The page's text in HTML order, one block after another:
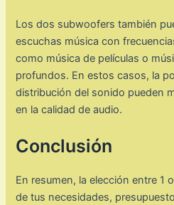
Los dos subwoofers también
escuchas música con
como música de películas o
profundos. En estos casos, la
distribución del sonido pueden
en la calidad de audio.
Conclusión
En resumen, la elección entre 1
de tus necesidades,